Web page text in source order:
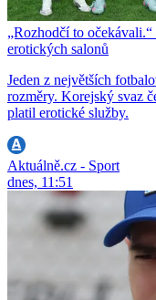
„Rozhodčí to
erotických salonů
Jeden z největších
rozměry. Korejský svaz
platil erotické služby.
Aktuálně.cz - Sport
dnes, 11:51